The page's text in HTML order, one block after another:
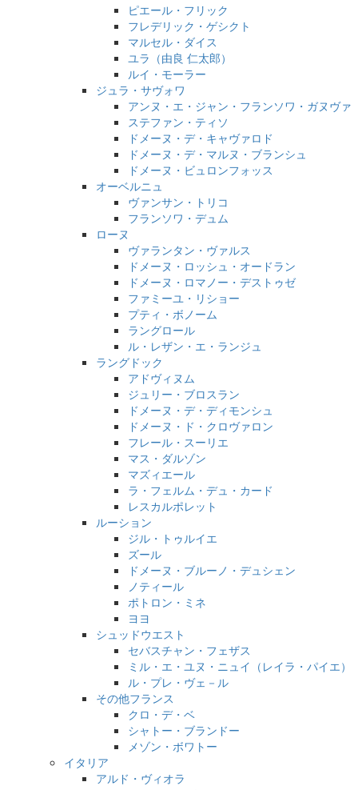
ピエール・フリック
フレデリック・ゲシクト
マルセル・ダイス
ユラ（由良 仁太郎）
ルイ・モーラー
ジュラ・サヴォワ
アンヌ・エ・ジャン・フランソワ・ガヌヴァ
ステファン・ティソ
ドメーヌ・デ・キャヴァロド
ドメーヌ・デ・マルヌ・ブランシュ
ドメーヌ・ビュロンフォッス
オーベルニュ
ヴァンサン・トリコ
フランソワ・デュム
ローヌ
ヴァランタン・ヴァルス
ドメーヌ・ロッシュ・オードラン
ドメーヌ・ロマノー・デストゥゼ
ファミーユ・リショー
プティ・ボノーム
ラングロール
ル・レザン・エ・ランジュ
ラングドック
アドヴィヌム
ジュリー・ブロスラン
ドメーヌ・デ・ディモンシュ
ドメーヌ・ド・クロヴァロン
フレール・スーリエ
マス・ダルゾン
マズィエール
ラ・フェルム・デュ・カード
レスカルポレット
ルーション
ジル・トゥルイエ
ズール
ドメーヌ・ブルーノ・デュシェン
ノティール
ポトロン・ミネ
ヨヨ
シュッドウエスト
セバスチャン・フェザス
ミル・エ・ユヌ・ニュイ（レイラ・パイエ）
ル・プレ・ヴェ－ル
その他フランス
クロ・デ・ベ
シャトー・ブランドー
メゾン・ボワトー
イタリア
アルド・ヴィオラ